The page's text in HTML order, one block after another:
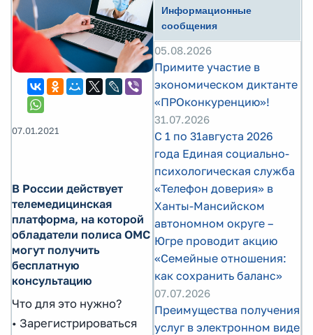
07.01.2021
В России действует
телемедицинская
платформа, на которой
обладатели полиса ОМС
могут получить
бесплатную
консультацию
Что для это нужно?
• Зарегистрироваться
Информационные
сообщения
05.08.2026
Примите участие в
экономическом диктанте
«ПРОконкуренцию»!
31.07.2026
С 1 по 31августа 2026
года Единая социально-
психологическая служба
«Телефон доверия» в
Ханты-Мансийском
автономном округе –
Югре проводит акцию
«Семейные отношения:
как сохранить баланс»
07.07.2026
Преимущества получения
услуг в электронном виде